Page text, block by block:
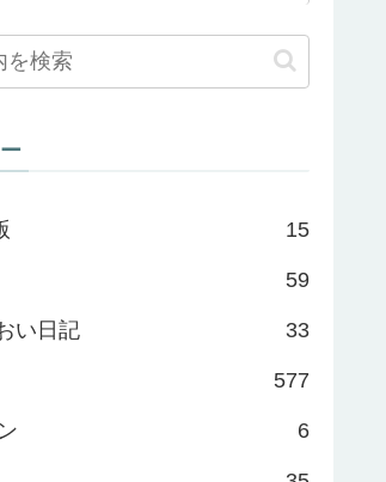
15
59
い日記 33
577
6